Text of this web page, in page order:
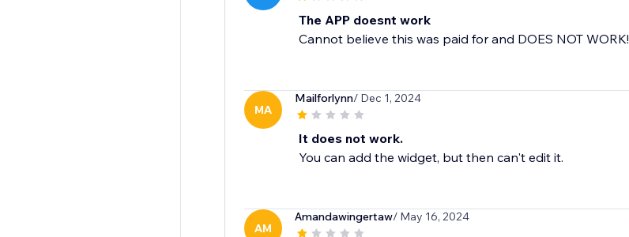
The APP doesnt work
Cannot believe this was paid for and DOES NOT WORK!
MA
Mailforlynn/ Dec 1, 2024
It does not work.
You can add the widget, but then can't edit it.
AM
Amandawingertaw/ May 16, 2024